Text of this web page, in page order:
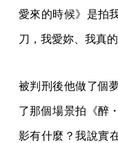
愛來的時候》是拍
刀，我愛妳、我真
被判刑後他做了個
了那個場景拍《醉
影有什麼？我說實